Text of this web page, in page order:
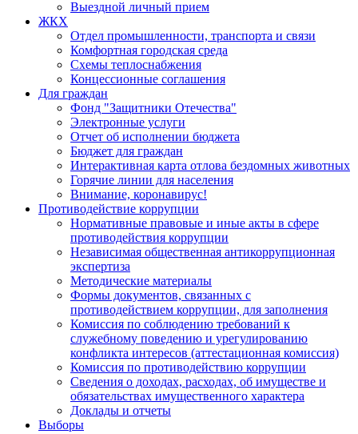
Выездной личный прием
ЖКХ
Отдел промышленности, транспорта и связи
Комфортная городская среда
Схемы теплоснабжения
Концессионные соглашения
Для граждан
Фонд "Защитники Отечества"
Электронные услуги
Отчет об исполнении бюджета
Бюджет для граждан
Интерактивная карта отлова бездомных животных
Горячие линии для населения
Внимание, коронавирус!
Противодействие коррупции
Нормативные правовые и иные акты в сфере
противодействия коррупции
Независимая общественная антикоррупционная
экспертиза
Методические материалы
Формы документов, связанных с
противодействием коррупции, для заполнения
Комиссия по соблюдению требований к
служебному поведению и урегулированию
конфликта интересов (аттестационная комиссия)
Комиссия по противодействию коррупции
Сведения о доходах, расходах, об имуществе и
обязательствах имущественного характера
Доклады и отчеты
Выборы